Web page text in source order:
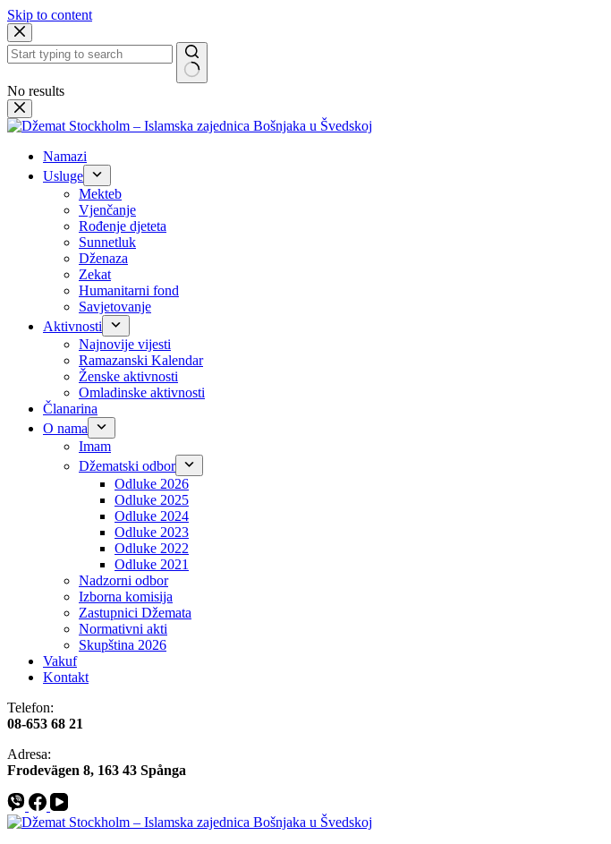
Skip to content
No results
Namazi
Usluge
Mekteb
Vjenčanje
Rođenje djeteta
Sunnetluk
Dženaza
Zekat
Humanitarni fond
Savjetovanje
Aktivnosti
Najnovije vijesti
Ramazanski Kalendar
Ženske aktivnosti
Omladinske aktivnosti
Članarina
O nama
Imam
Džematski odbor
Odluke 2026
Odluke 2025
Odluke 2024
Odluke 2023
Odluke 2022
Odluke 2021
Nadzorni odbor
Izborna komisija
Zastupnici Džemata
Normativni akti
Skupština 2026
Vakuf
Kontakt
Telefon:
08-653 68 21
Adresa:
​​Frodevägen 8, 163 43 Spånga